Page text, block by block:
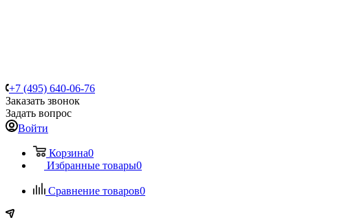
+7 (495) 640-06-76
Заказать звонок
Задать вопрос
Войти
Корзина0
Избранные товары0
Сравнение товаров0